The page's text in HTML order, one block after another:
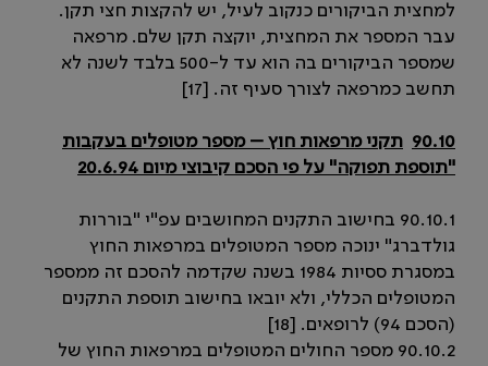
למחצית הביקורים כנקוב לעיל, יש להקצות חצי תקן.
עבר המספר את המחצית, יוקצה תקן שלם. מרפאה
שמספר הביקורים בה הוא עד ל-500 בלבד לשנה לא
תחשב כמרפאה לצורך סעיף זה. [17]
90.10 תקני מרפאות חוץ – מספר מטופלים בעקבות
"תוספת תפוקה" על פי הסכם קיבוצי מיום 20.6.94
90.10.1 בחישוב התקנים המחושבים עפ"י "בוררות
גולדברג" ינוכה מספר המטופלים במרפאות החוץ
במסגרת ססיות 1984 בשנה שקדמה להסכם זה ממספר
המטופלים הכללי, ולא יובאו בחישוב תוספת התקנים
(הסכם 94) לרופאים. [18]
90.10.2 מספר החולים המטופלים במרפאות החוץ של